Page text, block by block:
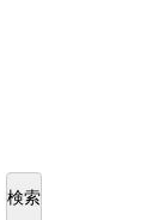
検索